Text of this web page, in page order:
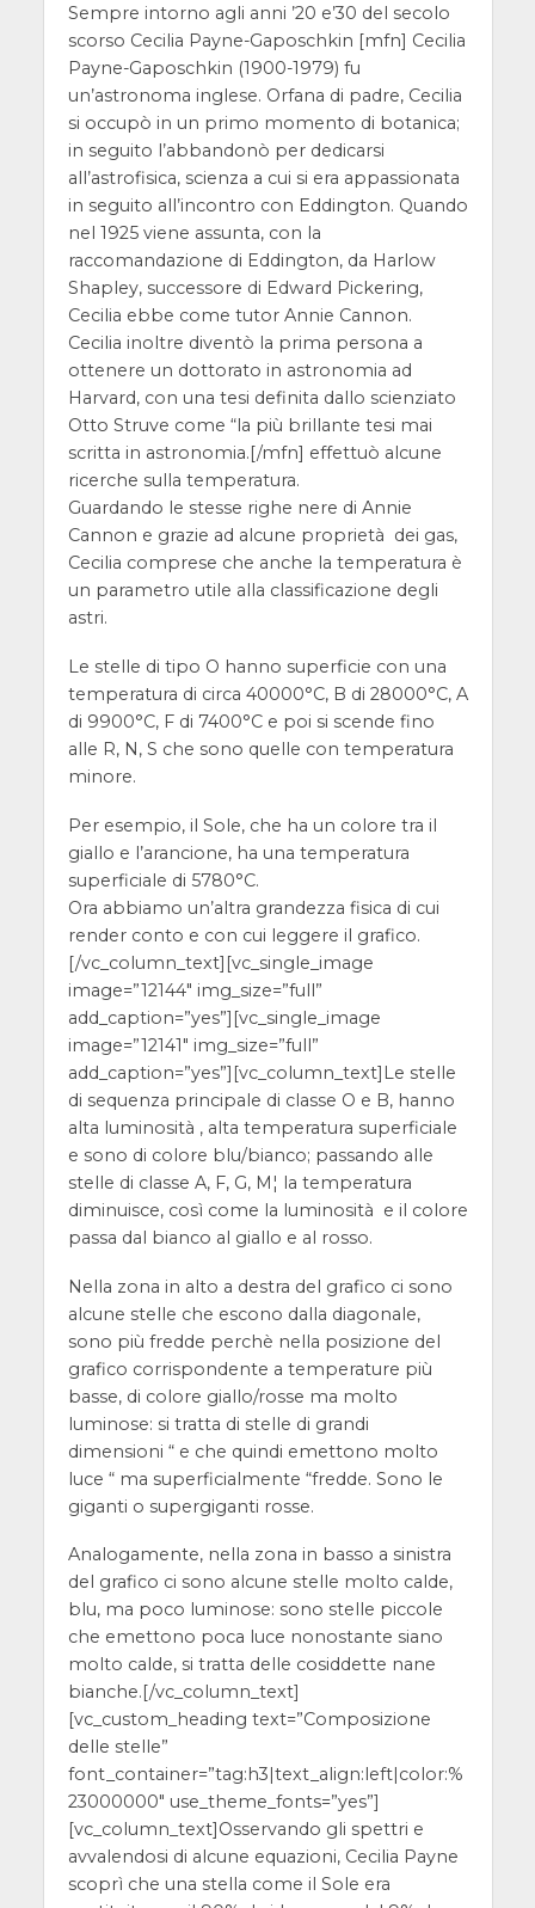
Sempre intorno agli anni ’20 e’30 del secolo
scorso Cecilia Payne-Gaposchkin [mfn] Cecilia
Payne-Gaposchkin (1900-1979) fu
un’astronoma inglese. Orfana di padre, Cecilia
si occupò in un primo momento di botanica;
in seguito l’abbandonò per dedicarsi
all’astrofisica, scienza a cui si era appassionata
in seguito all’incontro con Eddington. Quando
nel 1925 viene assunta, con la
raccomandazione di Eddington, da Harlow
Shapley, successore di Edward Pickering,
Cecilia ebbe come tutor Annie Cannon.
Cecilia inoltre diventò la prima persona a
ottenere un dottorato in astronomia ad
Harvard, con una tesi definita dallo scienziato
Otto Struve come “la più brillante tesi mai
scritta in astronomia.[/mfn] effettuò alcune
ricerche sulla temperatura.
Guardando le stesse righe nere di Annie
Cannon e grazie ad alcune proprietà dei gas,
Cecilia comprese che anche la temperatura è
un parametro utile alla classificazione degli
astri.
Le stelle di tipo O hanno superficie con una
temperatura di circa 40000°C, B di 28000°C, A
di 9900°C, F di 7400°C e poi si scende fino
alle R, N, S che sono quelle con temperatura
minore.
Per esempio, il Sole, che ha un colore tra il
giallo e l’arancione, ha una temperatura
superficiale di 5780°C.
Ora abbiamo un’altra grandezza fisica di cui
render conto e con cui leggere il grafico.
[/vc_column_text][vc_single_image
image=”12144″ img_size=”full”
add_caption=”yes”][vc_single_image
image=”12141″ img_size=”full”
add_caption=”yes”][vc_column_text] Le stelle
di sequenza principale di classe O e B, hanno
alta luminosità , alta temperatura superficiale
e sono di colore blu/bianco; passando alle
stelle di classe A, F, G, M¦ la temperatura
diminuisce, così come la luminosità e il colore
passa dal bianco al giallo e al rosso.
Nella zona in alto a destra del grafico ci sono
alcune stelle che escono dalla diagonale,
sono più fredde perchè nella posizione del
grafico corrispondente a temperature più
basse, di colore giallo/rosse ma molto
luminose: si tratta di stelle di grandi
dimensioni “ e che quindi emettono molto
luce “ ma superficialmente “fredde. Sono le
giganti o supergiganti rosse.
Analogamente, nella zona in basso a sinistra
del grafico ci sono alcune stelle molto calde,
blu, ma poco luminose: sono stelle piccole
che emettono poca luce nonostante siano
molto calde, si tratta delle cosiddette nane
bianche. [/vc_column_text]
[vc_custom_heading text=”Composizione
delle stelle”
font_container=”tag:h3|text_align:left|color:%
23000000″ use_theme_fonts=”yes”]
[vc_column_text] Osservando gli spettri e
avvalendosi di alcune equazioni, Cecilia Payne
scoprì che una stella come il Sole era